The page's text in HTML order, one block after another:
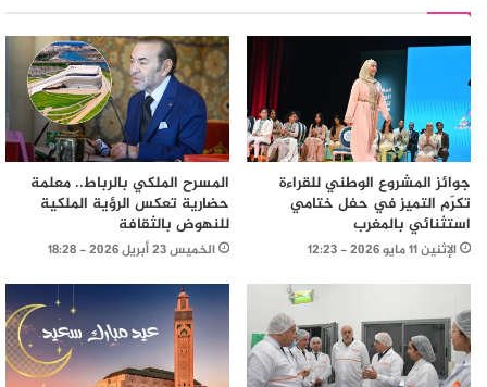
جوائز المشروع الوطني للقراءة
تكرّم التميز في حفل ختامي
استثنائي بالمغرب
الإثنين 11 مايو 2026 - 12:23
المسرح الملكي بالرباط.. معلمة
حضارية تعكس الرؤية الملكية
للنهوض بالثقافة
الخميس 23 أبريل 2026 - 18:28